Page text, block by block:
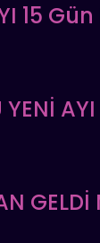
15
AYI
GELDİ